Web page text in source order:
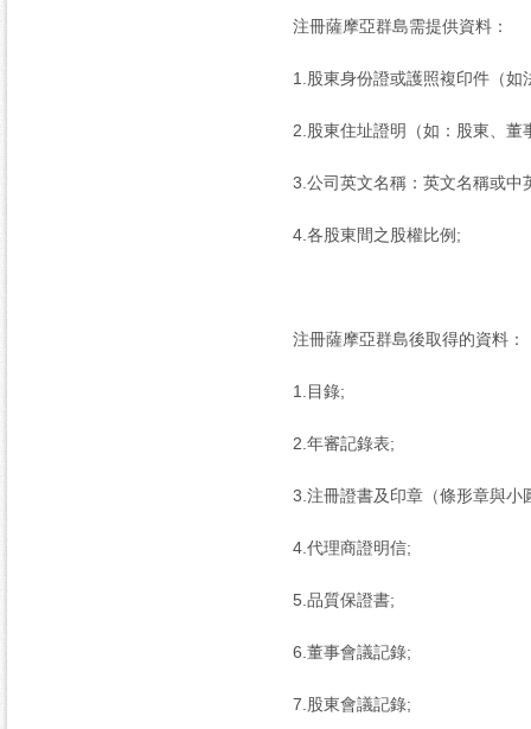
注冊薩摩亞群島需提供資料：
1.股東身份證或護照複印件（
2.股東住址證明（如：股東、
3.公司英文名稱：英文名稱或中
4.各股東間之股權比例;
注冊薩摩亞群島後取得的資料：
1.目錄;
2.年審記錄表;
3.注冊證書及印章（條形章與小
4.代理商證明信;
5.品質保證書;
6.董事會議記錄;
7.股東會議記錄;